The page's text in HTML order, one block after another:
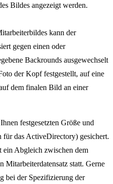
Bildes angezeigt werden.
kann der
gegen einen oder
Backrounds ausgewechselt
der Kopf festgestellt, auf eine
dem finalen Bild an einer
festgesetzten Größe und
für das ActiveDirectory) gesichert.
ein Abgleich zwischen dem
Mitarbeiterdatensatz statt. Gerne
bei der Spezifizierung der